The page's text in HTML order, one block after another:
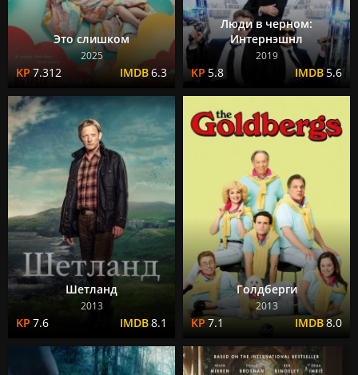
Это слишком
2025
7.312 6.3
Люди в черном:
Интернэшнл
2019
5.8 5.6
Шетланд
2013
7.6 8.1
Голдберги
2013
7.1 8.0